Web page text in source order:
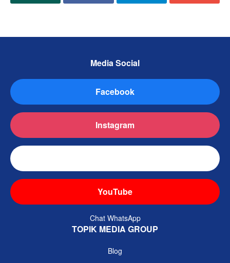
Media Social
Facebook
Instagram
YouTube
Chat WhatsApp
TOPIK MEDIA GROUP
Blog